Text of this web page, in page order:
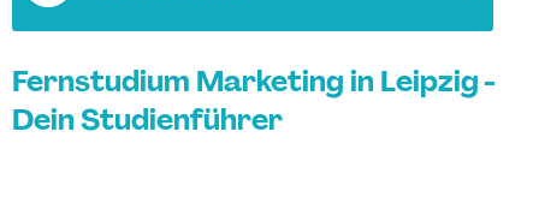
Fernstudium Marketing in Leipzig -
Dein Studienführer